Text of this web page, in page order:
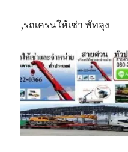
,รถเครนให้เช่า พัทลุง